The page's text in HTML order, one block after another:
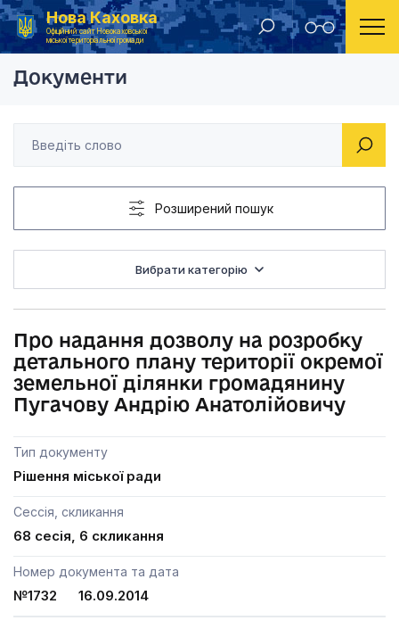
Нова Каховка
Офіційний сайт Новокаховської
міської територіальної громади
Головна Рішення Новокаховської міської ради 2014 рік Про надання
Документи
Розширений пошук
Вибрати категорію
Про надання дозволу на розробку
детального плану території окремої
земельної ділянки громадянину
Пугачову Андрію Анатолійовичу
Тип документу
Рішення міської ради
Сессія, скликання
68 сесія, 6 скликання
Номер документа та дата
№1732 16.09.2014